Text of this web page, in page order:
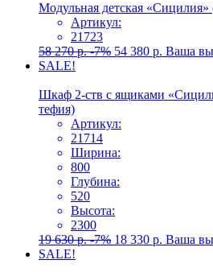
Модульная детская
Артикул:
21723
58 270р. -7% 54 380 р. Ваша
SALE!
Шкаф 2-ств с ящиками
тефия)
Артикул:
21714
Ширина:
800
Глубина:
520
Высота:
2300
19 630р. -7% 18 330 р. Ваша
SALE!